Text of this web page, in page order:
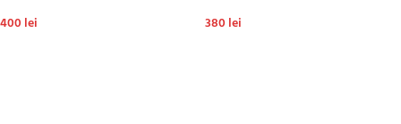
400 lei
380 lei